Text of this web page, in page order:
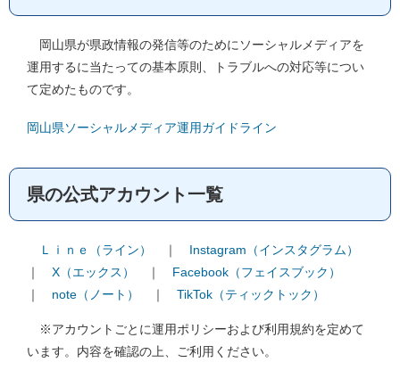
岡山県が県政情報の発信等のためにソーシャルメディアを
運用するに当たっての基本原則、トラブルへの対応等につい
て定めたものです。
岡山県ソーシャルメディア運用ガイドライン
県の公式アカウント一覧
Ｌｉｎｅ（ライン） ｜ Instagram（インスタグラム）
｜ X（エックス） ｜ Facebook（フェイスブック）
｜ note（ノート） ｜ TikTok（ティックトック）
※アカウントごとに運用ポリシーおよび利用規約を定めて
います。内容を確認の上、ご利用ください。